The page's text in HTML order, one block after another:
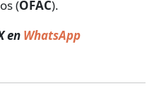
(OFAC).
en WhatsApp